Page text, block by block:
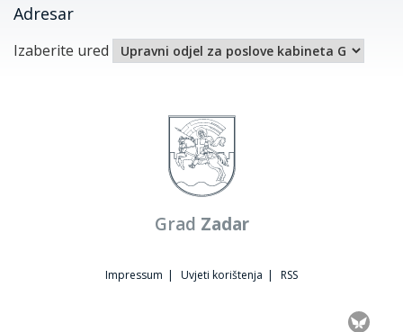
Adresar
Izaberite ured
Grad Zadar
Impressum | Uvjeti korištenja | RSS